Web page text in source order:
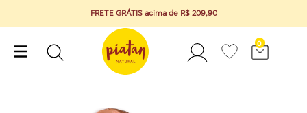
FRETE GRÁTIS acima de R$ 209,90
0